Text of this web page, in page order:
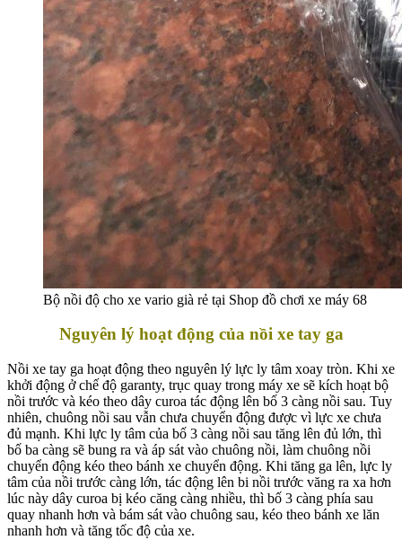
Bộ nồi độ cho xe vario già rẻ tại Shop đồ chơi xe máy 68
Nguyên lý hoạt động của nồi xe tay ga
Nồi xe tay ga hoạt động theo nguyên lý lực ly tâm xoay tròn. Khi xe
khởi động ở chế độ garanty, trục quay trong máy xe sẽ kích hoạt bộ
nồi trước và kéo theo dây curoa tác động lên bố 3 càng nồi sau. Tuy
nhiên, chuông nồi sau vẫn chưa chuyển động được vì lực xe chưa
đủ mạnh. Khi lực ly tâm của bố 3 càng nồi sau tăng lên đủ lớn, thì
bố ba càng sẽ bung ra và áp sát vào chuông nồi, làm chuông nồi
chuyển động kéo theo bánh xe chuyển động. Khi tăng ga lên, lực ly
tâm của nồi trước càng lớn, tác động lên bi nồi trước văng ra xa hơn
lúc này dây curoa bị kéo căng càng nhiều, thì bố 3 càng phía sau
quay nhanh hơn và bám sát vào chuông sau, kéo theo bánh xe lăn
nhanh hơn và tăng tốc độ của xe.